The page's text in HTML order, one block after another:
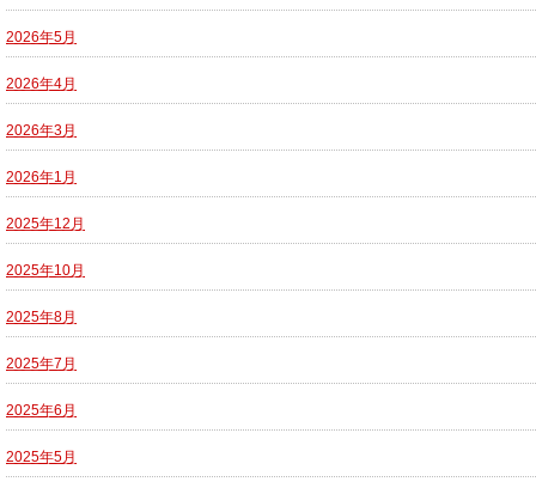
2026年5月
2026年4月
2026年3月
2026年1月
2025年12月
2025年10月
2025年8月
2025年7月
2025年6月
2025年5月